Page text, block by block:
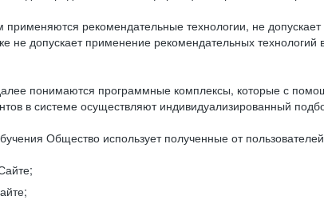
рекомендательные технологии, не
не допускает применение рекомендательных
понимаются программные комплексы, которые с
в системе осуществляют индивидуализированный
Общество использует полученные от